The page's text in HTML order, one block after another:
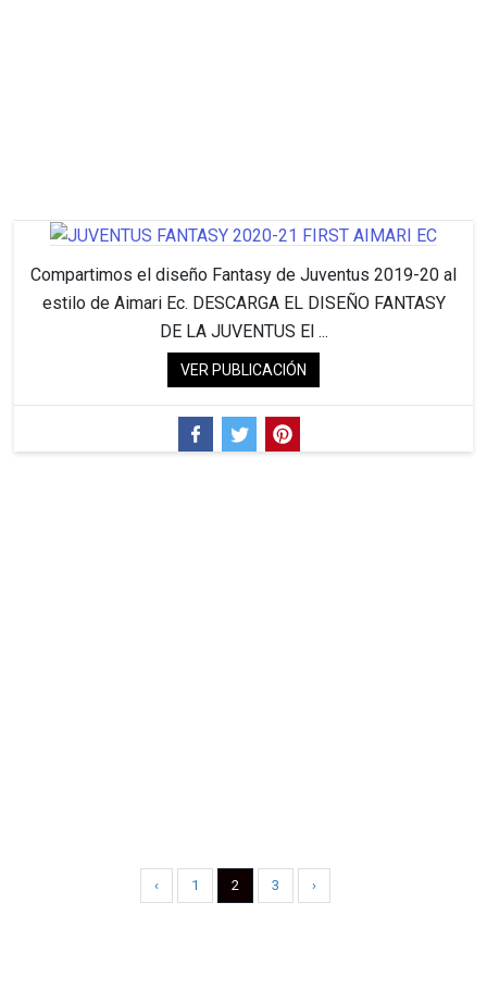
Compartimos el diseño Fantasy de Juventus 2019-20 al
estilo de Aimari Ec. DESCARGA EL DISEÑO FANTASY
DE LA JUVENTUS El ...
VER PUBLICACIÓN
‹ 1 2 3 ›